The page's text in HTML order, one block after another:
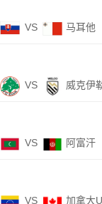
VS 马耳他
VS 威克伊
VS 阿富汗
VS 加拿大